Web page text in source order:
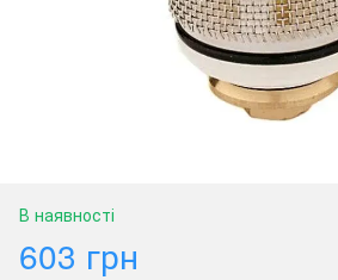
В наявності
603 грн